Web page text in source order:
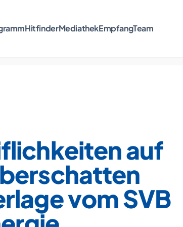
HitfinderMediathekEmpfangTeam
auf
vom SVB